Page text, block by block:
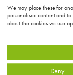
We may place these for
personalised content and
about the cookies we use
Deny